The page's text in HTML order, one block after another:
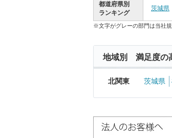
都道府県別
ランキング
茨城県
※文字がグレーの部門は当社
地域別 満足度の
北関東 茨城県